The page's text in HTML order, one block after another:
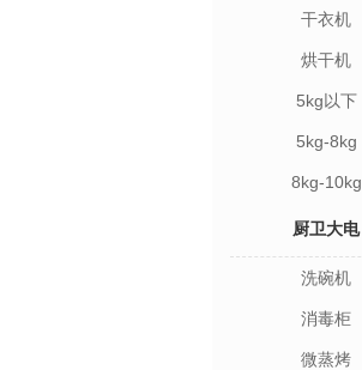
干衣机
烘干机
5kg以下
5kg-8kg
8kg-10kg
厨卫大电
洗碗机
消毒柜
微蒸烤